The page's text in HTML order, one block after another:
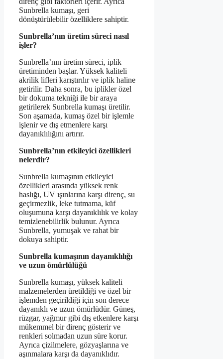
Sunbrella kumaşı, geri
dönüştürülebilir özelliklere sahiptir.
Sunbrella’nın üretim süreci nasıl
işler?
Sunbrella’nın üretim süreci, iplik
üretiminden başlar. Yüksek kaliteli
akrilik lifleri karıştırılır ve iplik haline
getirilir. Daha sonra, bu iplikler özel
bir dokuma tekniği ile bir araya
getirilerek Sunbrella kumaşı üretilir.
Son aşamada, kumaş özel bir işlemle
işlenir ve dış etmenlere karşı
dayanıklılığını artırır.
Sunbrella’nın etkileyici özellikleri
nelerdir?
Sunbrella kumaşının etkileyici
özellikleri arasında yüksek renk
haslığı, UV ışınlarına karşı direnç, su
geçirmezlik, leke tutmama, küf
oluşumuna karşı dayanıklılık ve kolay
temizlenebilirlik bulunur. Ayrıca
Sunbrella, yumuşak ve rahat bir
dokuya sahiptir.
Sunbrella kumaşının dayanıklılığı
ve uzun ömürlülüğü
Sunbrella kumaşı, yüksek kaliteli
malzemelerden üretildiği ve özel bir
işlemden geçirildiği için son derece
dayanıklı ve uzun ömürlüdür. Güneş,
rüzgar, yağmur gibi dış etkenlere karşı
mükemmel bir direnç gösterir ve
renkleri solmadan uzun süre korur.
Ayrıca çizilmelere, gözyaşlarına ve
aşınmalara karşı da dayanıklıdır.